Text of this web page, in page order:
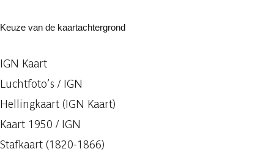
Keuze van de kaartachtergrond
IGN Kaart
Luchtfoto’s / IGN
Hellingkaart (IGN Kaart)
Kaart 1950 / IGN
Stafkaart (1820-1866)